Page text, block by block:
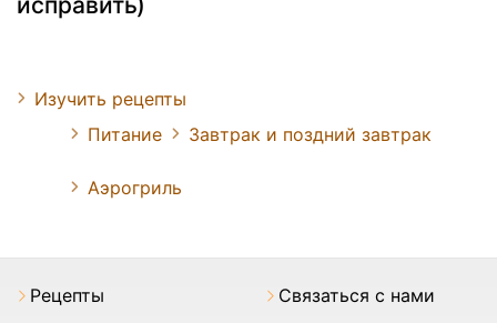
Изучить рецепты
Питание
Завтрак и поздний завтрак
Аэрогриль
Pецепты
Связаться с нами